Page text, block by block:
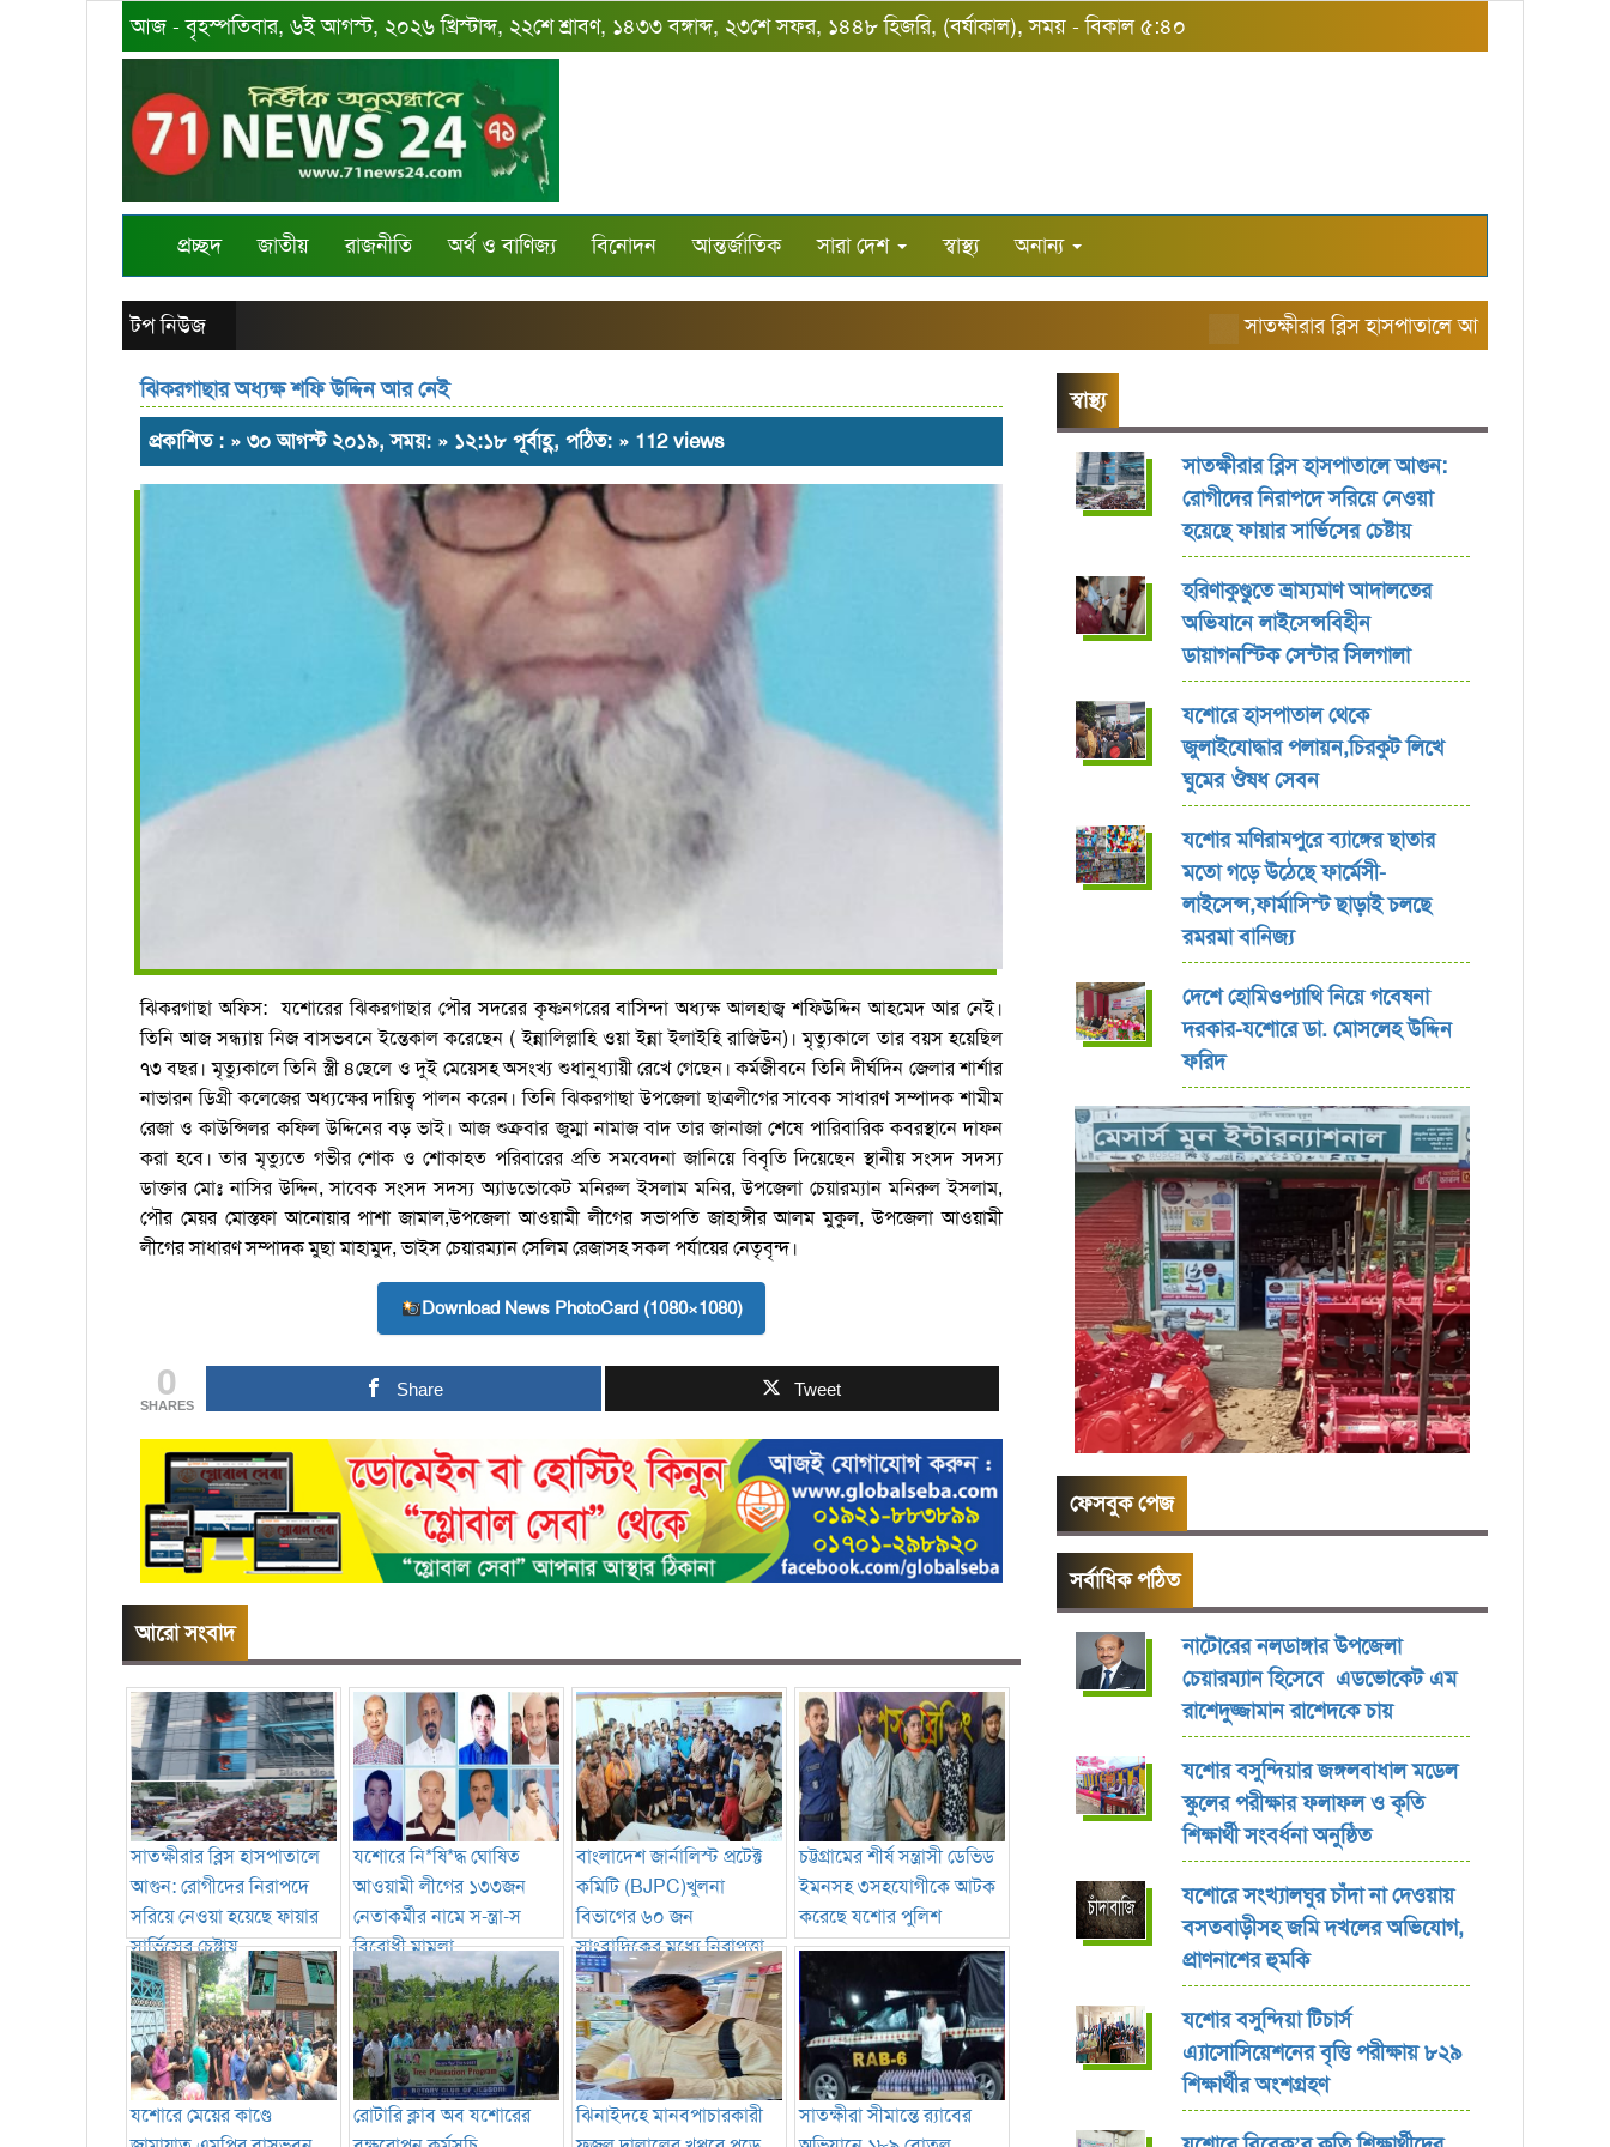
আজ - বৃহস্পতিবার, ৬ই আগস্ট, ২০২৬ খ্রিস্টাব্দ, ২২শে শ্রাবণ, ১৪৩৩ বঙ্গাব্দ, ২৩শে সফর, ১৪৪৮ হিজরি, (বর্ষাকাল), সময় - বিকাল ৫:৪০
প্রচ্ছদ জাতীয় রাজনীতি অর্থ ও বাণিজ্য বিনোদন আন্তর্জাতিক সারা দেশ স্বাস্থ্য অনান্য
টপ নিউজ সাতক্ষীরার ব্লিস হাসপাতালে আগুন: রোগীদের
ঝিকরগাছার অধ্যক্ষ শফি উদ্দিন আর নেই
প্রকাশিত : » ৩০ আগস্ট ২০১৯, সময়: » ১২:১৮ পূর্বাহ্ণ, পঠিত: » 112 views
ঝিকরগাছা অফিস: যশোরের ঝিকরগাছার পৌর সদরের কৃষ্ণনগরের বাসিন্দা অধ্যক্ষ আলহাজ্ব শফিউদ্দিন আহমেদ আর নেই।
তিনি আজ সন্ধ্যায় নিজ বাসভবনে ইন্তেকাল করেছেন ( ইন্নালিল্লাহি ওয়া ইন্না ইলাইহি রাজিউন)। মৃত্যুকালে তার বয়স হয়েছিল
৭৩ বছর। মৃত্যুকালে তিনি স্ত্রী ৪ছেলে ও দুই মেয়েসহ অসংখ্য শুধানুধ্যায়ী রেখে গেছেন। কর্মজীবনে তিনি দীর্ঘদিন জেলার শার্শার
নাভারন ডিগ্রী কলেজের অধ্যক্ষের দায়িত্ব পালন করেন। তিনি ঝিকরগাছা উপজেলা ছাত্রলীগের সাবেক সাধারণ সম্পাদক শামীম
রেজা ও কাউন্সিলর কফিল উদ্দিনের বড় ভাই। আজ শুক্রবার জুম্মা নামাজ বাদ তার জানাজা শেষে পারিবারিক কবরস্থানে দাফন
করা হবে। তার মৃত্যুতে গভীর শোক ও শোকাহত পরিবারের প্রতি সমবেদনা জানিয়ে বিবৃতি দিয়েছেন স্থানীয় সংসদ সদস্য
ডাক্তার মোঃ নাসির উদ্দিন, সাবেক সংসদ সদস্য অ্যাডভোকেট মনিরুল ইসলাম মনির, উপজেলা চেয়ারম্যান মনিরুল ইসলাম,
পৌর মেয়র মোস্তফা আনোয়ার পাশা জামাল,উপজেলা আওয়ামী লীগের সভাপতি জাহাঙ্গীর আলম মুকুল, উপজেলা আওয়ামী
লীগের সাধারণ সম্পাদক মুছা মাহামুদ, ভাইস চেয়ারম্যান সেলিম রেজাসহ সকল পর্যায়ের নেতৃবৃন্দ।
Download News PhotoCard (1080×1080)
0
SHARES
Share Tweet
আরো সংবাদ
সাতক্ষীরার ব্লিস হাসপাতালে
আগুন: রোগীদের নিরাপদে
সরিয়ে নেওয়া হয়েছে ফায়ার
সার্ভিসের চেষ্টায়
যশোরে নি*ষি*দ্ধ ঘোষিত
আওয়ামী লীগের ১৩৩জন
নেতাকর্মীর নামে স-ন্ত্রা-স
বিরোধী মামলা
বাংলাদেশ জার্নালিস্ট প্রটেক্ট
কমিটি (BJPC)খুলনা
বিভাগের ৬০ জন
সাংবাদিকের মধ্যে নিরাপত্তা
সরঞ্জাম বিতরণ
চট্টগ্রামের শীর্ষ সন্ত্রাসী ডেভিড
ইমনসহ ৩সহযোগীকে আটক
করেছে যশোর পুলিশ
যশোরে মেয়ের কাণ্ডে
রোটারি ক্লাব অব যশোরের
ঝিনাইদহে মানবপাচারকারী
সাতক্ষীরা সীমান্তে র‍্যাবের
স্বাস্থ্য
সাতক্ষীরার ব্লিস হাসপাতালে আগুন:
রোগীদের নিরাপদে সরিয়ে নেওয়া
হয়েছে ফায়ার সার্ভিসের চেষ্টায়
হরিণাকুণ্ডুতে ভ্রাম্যমাণ আদালতের
অভিযানে লাইসেন্সবিহীন
ডায়াগনস্টিক সেন্টার সিলগালা
যশোরে হাসপাতাল থেকে
জুলাইযোদ্ধার পলায়ন,চিরকুট লিখে
ঘুমের ঔষধ সেবন
যশোর ‎মণিরামপুরে ব্যাঙ্গের ছাতার
মতো গড়ে উঠেছে ফার্মেসী-
লাইসেন্স,ফার্মাসিস্ট ছাড়াই চলছে
রমরমা বানিজ্য ‎
দেশে হোমিওপ্যাথি নিয়ে গবেষনা
দরকার-যশোরে ডা. মোসলেহ উদ্দিন
ফরিদ
ফেসবুক পেজ
সর্বাধিক পঠিত
নাটোরের নলডাঙ্গার উপজেলা
চেয়ারম্যান হিসেবে এডভোকেট এম
রাশেদুজ্জামান রাশেদকে চায়
যশোর বসুন্দিয়ার জঙ্গলবাধাল মডেল
স্কুলের পরীক্ষার ফলাফল ও কৃতি
শিক্ষার্থী সংবর্ধনা অনুষ্ঠিত
যশোরে সংখ্যালঘুর চাঁদা না দেওয়ায়
বসতবাড়ীসহ জমি দখলের অভিযোগ,
প্রাণনাশের হুমকি
যশোর বসুন্দিয়া টিচার্স
এ্যাসোসিয়েশনের বৃত্তি পরীক্ষায় ৮২৯
শিক্ষার্থীর অংশগ্রহণ